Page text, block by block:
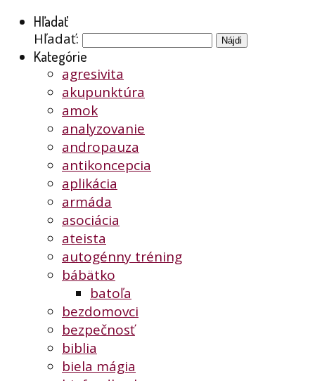
Hľadať
Hľadať:
Kategórie
agresivita
akupunktúra
amok
analyzovanie
andropauza
antikoncepcia
aplikácia
armáda
asociácia
ateista
autogénny tréning
bábätko
batoľa
bezdomovci
bezpečnosť
biblia
biela mágia